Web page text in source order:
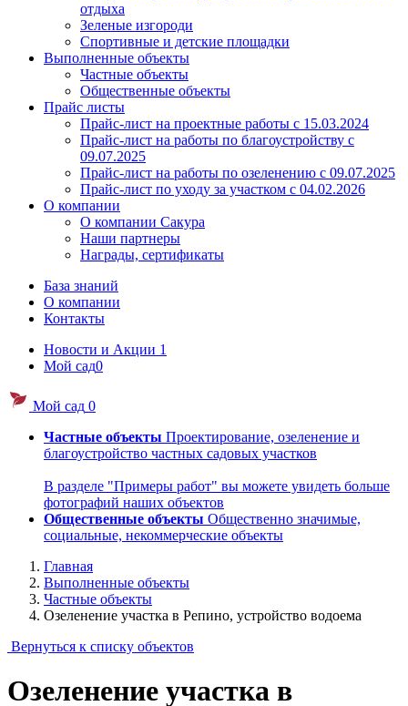
отдыха
Зеленые изгороди
Спортивные и детские площадки
Выполненные объекты
Частные объекты
Общественные объекты
Прайс листы
Прайс-лист на проектные работы c 15.03.2024
Прайс-лист на работы по благоустройству с
09.07.2025
Прайс-лист на работы по озеленению с 09.07.2025
Прайс-лист по уходу за участком c 04.02.2026
О компании
О компании Сакура
Наши партнеры
Награды, сертификаты
База знаний
О компании
Контакты
Новости и Акции 1
Мой сад0
Мой сад 0
Частные объекты Проектирование, озеленение и
благоустройство частных садовых участков
В разделе "Примеры работ" вы можете увидеть больше
фотографий наших объектов
Общественные объекты Общественно значимые,
социальные, некоммерческие объекты
Главная
Выполненные объекты
Частные объекты
Озеленение участка в Репино, устройство водоема
Вернуться к списку объектов
Озеленение участка в